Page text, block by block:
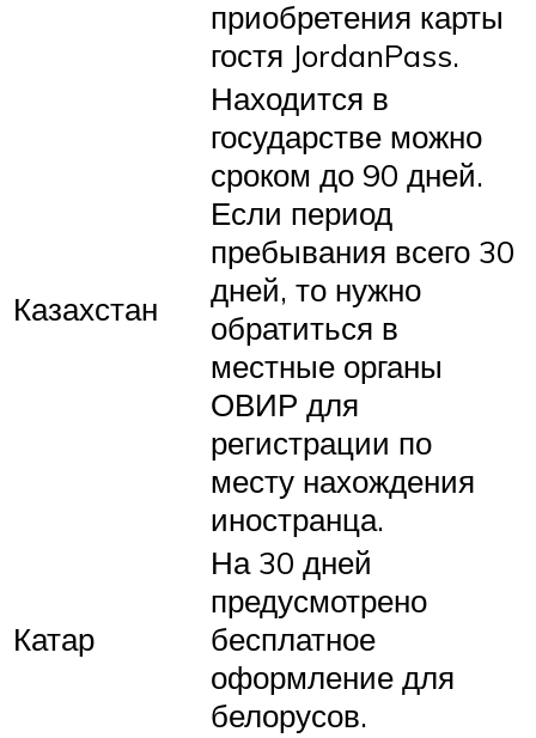
приобретения карты
гостя JordanPass.
Казахстан
Находится в
государстве можно
сроком до 90 дней.
Если период
пребывания всего 30
дней, то нужно
обратиться в
местные органы
ОВИР для
регистрации по
месту нахождения
иностранца.
Катар
На 30 дней
предусмотрено
бесплатное
оформление для
белорусов.